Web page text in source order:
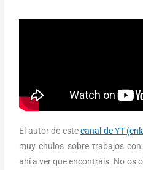
El autor de estecanal de YT
muy chulos sobre trabajos
ahí a ver que encontráis. No os